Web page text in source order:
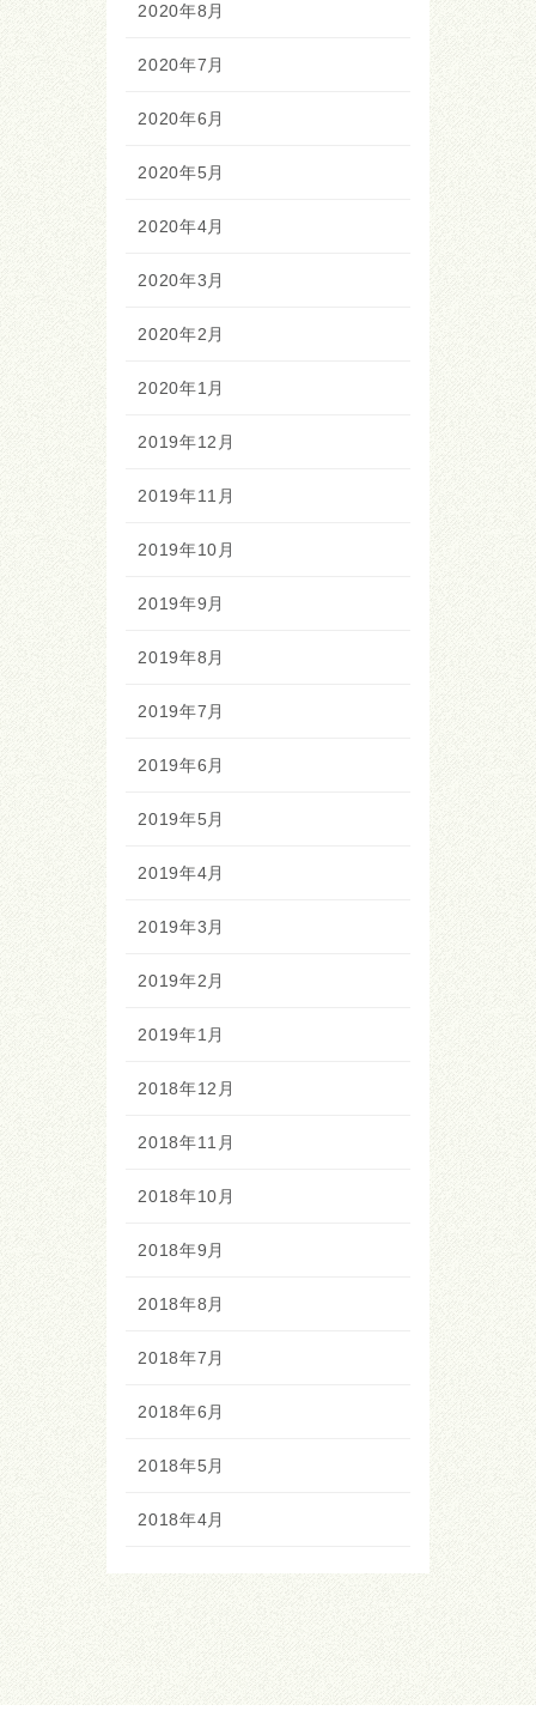
2020年8月
2020年7月
2020年6月
2020年5月
2020年4月
2020年3月
2020年2月
2020年1月
2019年12月
2019年11月
2019年10月
2019年9月
2019年8月
2019年7月
2019年6月
2019年5月
2019年4月
2019年3月
2019年2月
2019年1月
2018年12月
2018年11月
2018年10月
2018年9月
2018年8月
2018年7月
2018年6月
2018年5月
2018年4月